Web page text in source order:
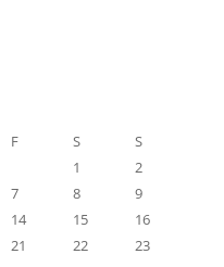
F S
S
1
2
7 8
9
14 15
16
21 22
23